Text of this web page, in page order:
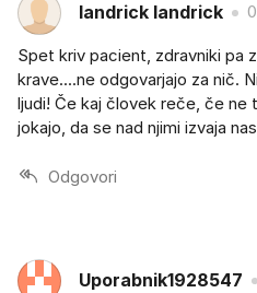
landrick landrick
Spet kriv pacient, zdravniki pa
krave....ne odgovarjajo za nič.
ljudi! Če kaj človek reče, če ne
jokajo, da se nad njimi izvaja
Odgovori
Uporabnik1928547